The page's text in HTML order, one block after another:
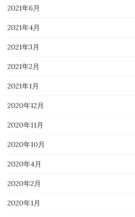
2021年6月
2021年4月
2021年3月
2021年2月
2021年1月
2020年12月
2020年11月
2020年10月
2020年4月
2020年2月
2020年1月